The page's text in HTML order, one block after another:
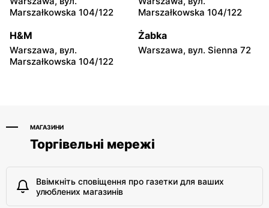
вул. Rynek 18
Słoneczko
Baranów Sandomierski,
вул. Rynek 28
Słoneczko
Wodzisław, вул. pl.
Marszałkowska 104/122
Marszałkowska 104/122
H&M
Warszawa, вул.
Marszałkowska 104/122
Żabka
Warszawa, вул. Sienna 72
МАГАЗИНИ
Торгівельні мережі
Ввімкніть сповіщення про газетки для ваших
улюблених магазинів